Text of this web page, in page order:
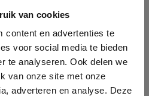
van cookies
content en advertenties te
voor social media te bieden
te analyseren. Ook delen we
van onze site met onze
adverteren en analyse. Deze
was deleted and is no
contact the website
cookies om de
te verbeteren. Door
onze website geeft u
voor alle cookies in
ons cookiebeleid.Lees